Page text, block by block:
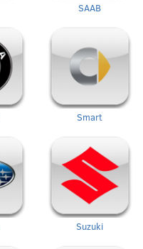
SAAB
Smart
Suzuki